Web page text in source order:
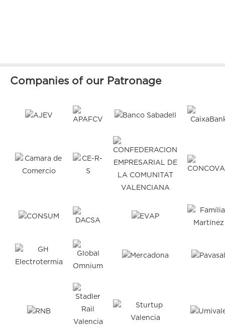
Companies of our Patronage